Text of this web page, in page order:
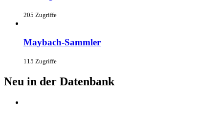
205 Zugriffe
Maybach-Sammler
115 Zugriffe
Neu in der Datenbank